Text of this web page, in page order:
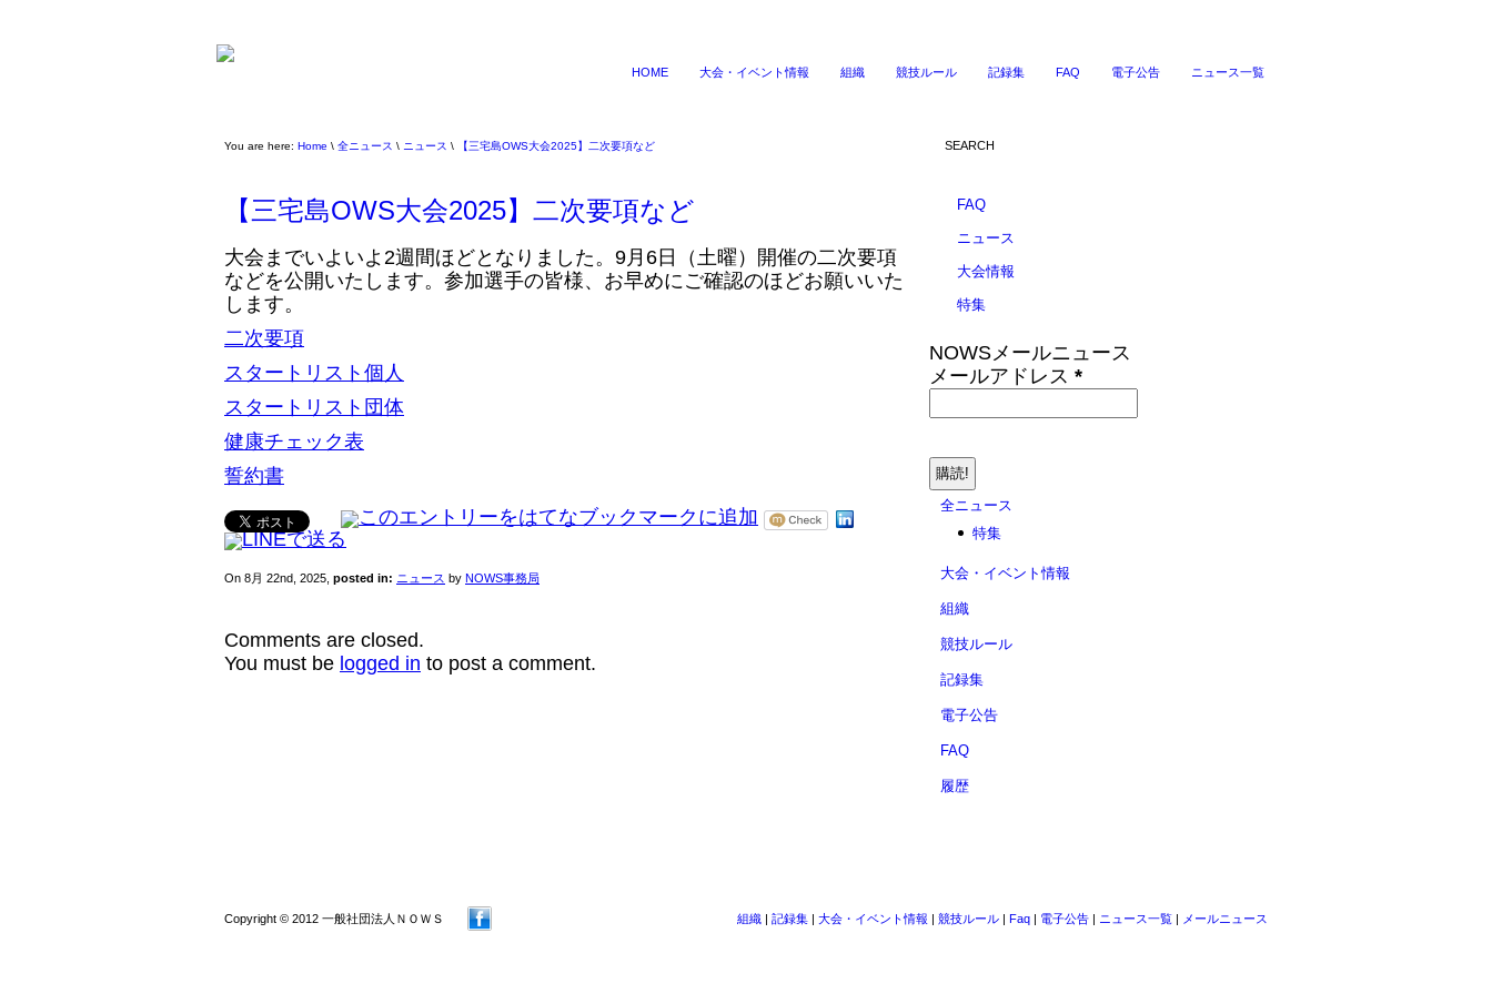
HOME 大会・イベント情報 組織 競技ルール 記録集 FAQ 電子公告 ニュース一覧
You are here: Home \ 全ニュース \ ニュース \ 【三宅島OWS大会2025】二次要項など
【三宅島OWS大会2025】二次要項など
大会までいよいよ2週間ほどとなりました。9月6日（土曜）開催の二次要項
などを公開いたします。参加選手の皆様、お早めにご確認のほどお願いいた
します。
二次要項
スタートリスト個人
スタートリスト団体
健康チェック表
誓約書
On 8月 22nd, 2025, posted in: ニュース by NOWS事務局
Comments are closed.
You must be logged in to post a comment.
FAQ
ニュース
大会情報
特集
NOWSメールニュース
メールアドレス *
全ニュース
特集
大会・イベント情報
組織
競技ルール
記録集
電子公告
FAQ
履歴
Copyright © 2012 一般社団法人ＮＯＷＳ 組織 | 記録集 | 大会・イベント情報 | 競技ルール | Faq | 電子公告 | ニュース一覧 | メールニュース